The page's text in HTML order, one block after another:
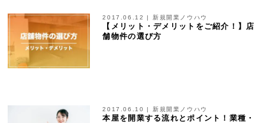
2017.06.12 | 新規開業ノウハウ
【メリット・デメリットをご紹介！】店
舗物件の選び方
2017.06.10 | 新規開業ノウハウ
本屋を開業する流れとポイント！業種・